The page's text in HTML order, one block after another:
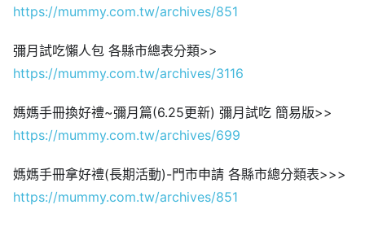
https://mummy.com.tw/archives/851
彌月試吃懶人包 各縣市總表分類>>
https://mummy.com.tw/archives/3116
媽媽手冊換好禮~彌月篇(6.25更新) 彌月試吃 簡易版>>
https://mummy.com.tw/archives/699
媽媽手冊拿好禮(長期活動)-門市申請 各縣市總分類表>>>
https://mummy.com.tw/archives/851